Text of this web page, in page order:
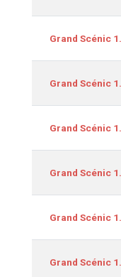
Grand Scénic
Grand Scénic
Grand Scénic
Grand Scénic
Grand Scénic
Grand Scénic